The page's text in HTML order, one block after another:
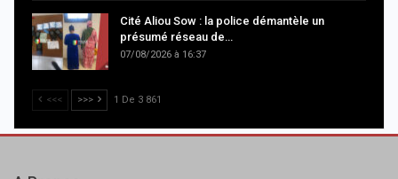
Cité Aliou Sow : la police démantèle un
présumé réseau de…
07/08/2026 à 16:37
<<< >>> 1 De 3 861